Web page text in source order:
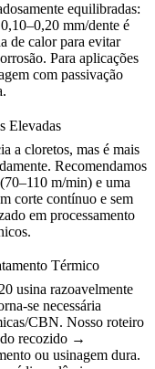
equilibradas:
mm/dente é
de calor para evitar
Para aplicações
com passivação
Elevadas
a cloretos, mas é mais
Recomendamos
m/min) e uma
corte contínuo e sem
em processamento
Térmico
usina razoavelmente
se necessária
CBN. Nosso roteiro
recozido →
ou usinagem dura.